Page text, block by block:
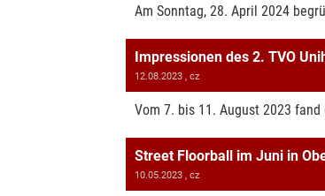
Am Sonntag, 28. April 2024
Impressionen des 2. TVO
12.08.2023 , cz
Vom 7. bis 11. August 2023
Street Floorball im Juni in
10.05.2023 , cz